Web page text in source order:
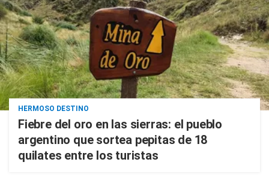
HERMOSO DESTINO
Fiebre del oro en las sierras: el pueblo
argentino que sortea pepitas de 18
quilates entre los turistas